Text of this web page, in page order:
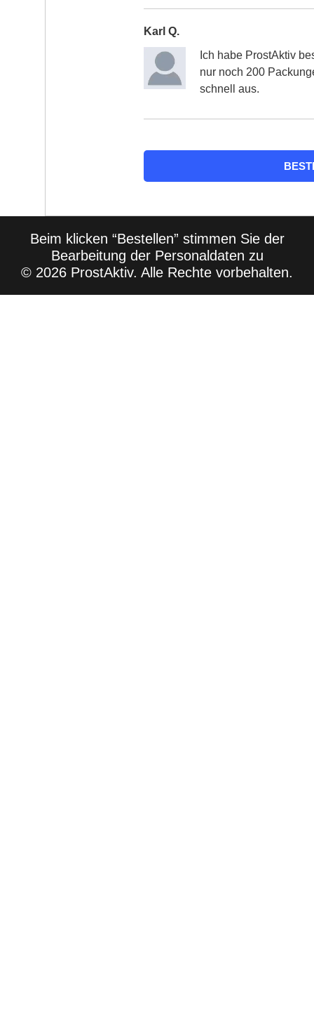
Karl Q.
Ich habe ProstAktiv
nur noch 200
schnell aus.
Beim klicken “Bestellen” stimmen Sie der
Bearbeitung der Personaldaten zu
© 2026 ProstAktiv. Alle Rechte vorbehalten.